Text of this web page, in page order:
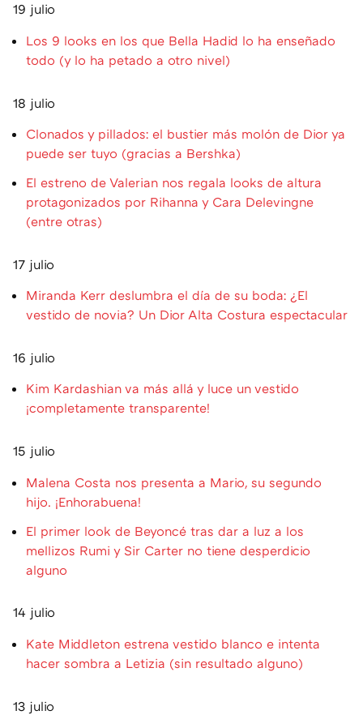
19 julio
Los 9 looks en los que Bella Hadid lo ha enseñado
todo (y lo ha petado a otro nivel)
18 julio
Clonados y pillados: el bustier más molón de Dior ya
puede ser tuyo (gracias a Bershka)
El estreno de Valerian nos regala looks de altura
protagonizados por Rihanna y Cara Delevingne
(entre otras)
17 julio
Miranda Kerr deslumbra el día de su boda: ¿El
vestido de novia? Un Dior Alta Costura espectacular
16 julio
Kim Kardashian va más allá y luce un vestido
¡completamente transparente!
15 julio
Malena Costa nos presenta a Mario, su segundo
hijo. ¡Enhorabuena!
El primer look de Beyoncé tras dar a luz a los
mellizos Rumi y Sir Carter no tiene desperdicio
alguno
14 julio
Kate Middleton estrena vestido blanco e intenta
hacer sombra a Letizia (sin resultado alguno)
13 julio